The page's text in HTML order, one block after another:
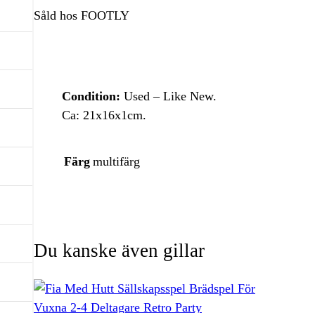
Såld hos FOOTLY
Condition: Used – Like New.
Ca: 21x16x1cm.
Färg multifärg
Du kanske även gillar